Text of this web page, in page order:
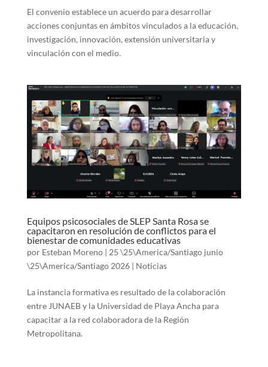
El convenio establece un acuerdo para desarrollar
acciones conjuntas en ámbitos vinculados a la educación,
investigación, innovación, extensión universitaria y
vinculación con el medio.
Equipos psicosociales de SLEP Santa Rosa se
capacitaron en resolución de conflictos para el
bienestar de comunidades educativas
por Esteban Moreno| 25 \25\America/Santiago junio
\25\America/Santiago 2026| Noticias
La instancia formativa es resultado de la colaboración
entre JUNAEB y la Universidad de Playa Ancha para
capacitar a la red colaboradora de la Región
Metropolitana.